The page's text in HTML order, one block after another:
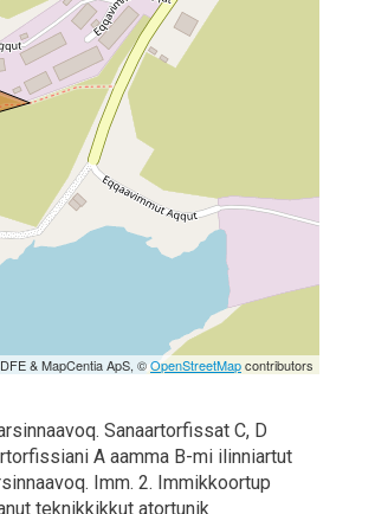
& MapCentia ApS, ©OpenStreetMapcontributors
Sanaartorfissat C, D
A aamma B-mi ilinniartut
Imm. 2. Immikkoortup
teknikkikkut atortunik